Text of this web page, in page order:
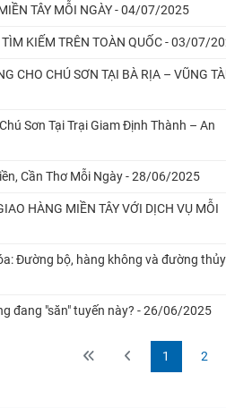
TÂY MỖI NGÀY - 04/07/2025
KIẾM TRÊN TOÀN QUỐC - 03/07/
CHO CHÚ SƠN TẠI BÀ RỊA – VŨNG
Sơn Tại Trại Giam Định Thành – An
Cần Thơ Mỗi Ngày - 28/06/2025
HÀNG MIỀN TÂY VỚI DỊCH VỤ MỖI
Đường bộ, hàng không và đường
đang "săn" tuyến này? - 26/06/2025
1 2